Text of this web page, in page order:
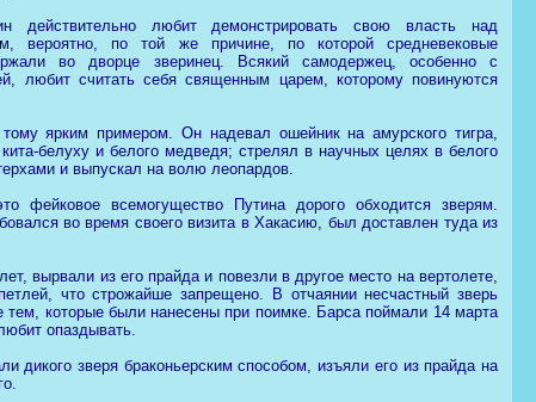
действительно любит демонстрировать свою власть над
вероятно, по той же причине, по которой средневековые
во дворце зверинец. Всякий самодержец, особенно с
любит считать себя священным царем, которому повинуются
ярким примером. Он надевал ошейник на амурского тигра,
белуху и белого медведя; стрелял в научных целях в белого
и выпускал на волю леопардов.
фейковое всемогущество Путина дорого обходится зверям.
во время своего визита в Хакасию, был доставлен туда из
вырвали из его прайда и повезли в другое место на вертолете,
что строжайше запрещено. В отчаянии несчастный зверь
которые были нанесены при поимке. Барса поймали 14 марта
опаздывать.
дикого зверя браконьерским способом, изъяли его из прайда на